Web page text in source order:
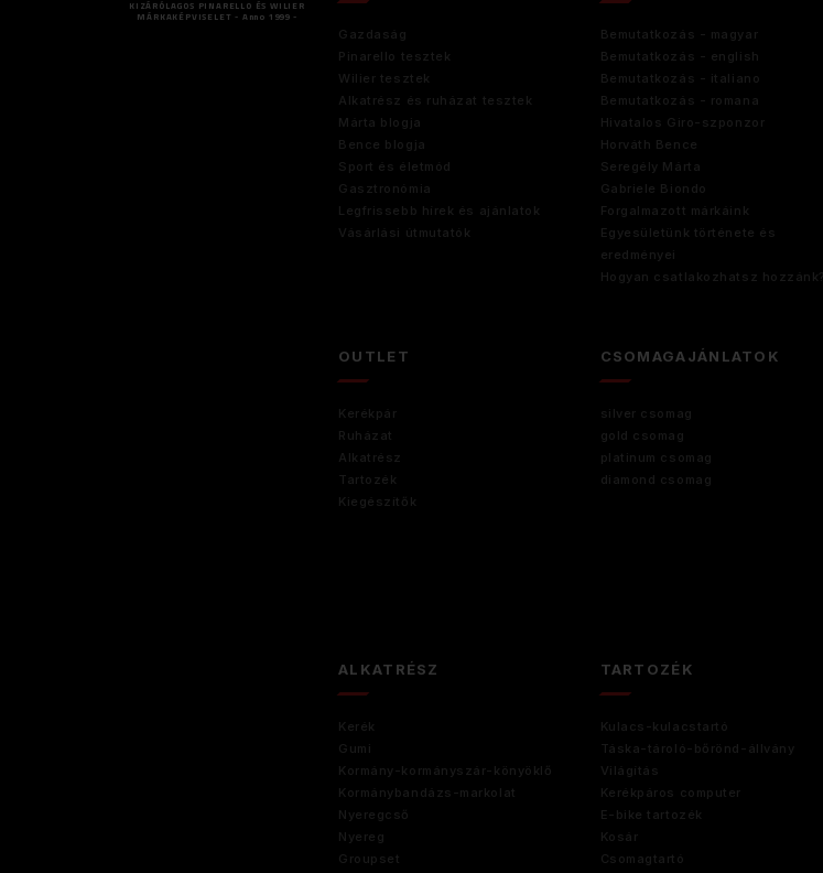
KIZÁRÓLAGOS PINARELLO ÉS WILIER
MÁRKAKÉPVISELET - Anno 1999 -
Gazdaság
Pinarello tesztek
Wilier tesztek
Alkatrész és ruházat tesztek
Márta blogja
Bence blogja
Sport és életmód
Gasztronómia
Legfrissebb hírek és ajánlatok
Vásárlási útmutatók
Bemutatkozás - magyar
Bemutatkozás - english
Bemutatkozás - italiano
Bemutatkozás - romana
Hivatalos Giro-szponzor
Horváth Bence
Seregély Márta
Gabriele Biondo
Forgalmazott márkáink
Egyesületünk története és
eredményei
Hogyan csatlakozhatsz hozzánk?
OUTLET
Kerékpár
Ruházat
Alkatrész
Tartozék
Kiegészítők
CSOMAGAJÁNLATOK
silver csomag
gold csomag
platinum csomag
diamond csomag
ALKATRÉSZ
Kerék
Gumi
Kormány-kormányszár-könyöklő
Kormánybandázs-markolat
Nyeregcső
Nyereg
Groupset
TARTOZÉK
Kulacs-kulacstartó
Táska-tároló-bőrönd-állvány
Világítás
Kerékpáros computer
E-bike tartozék
Kosár
Csomagtartó